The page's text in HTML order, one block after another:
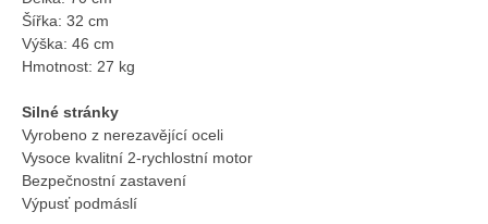
Šířka: 32 cm
Výška: 46 cm
Hmotnost: 27 kg
Silné stránky
Vyrobeno z nerezavějící oceli
Vysoce kvalitní 2-rychlostní motor
Bezpečnostní zastavení
Výpusť podmáslí